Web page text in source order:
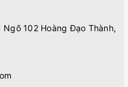
102 Hoàng Đạo Thành,